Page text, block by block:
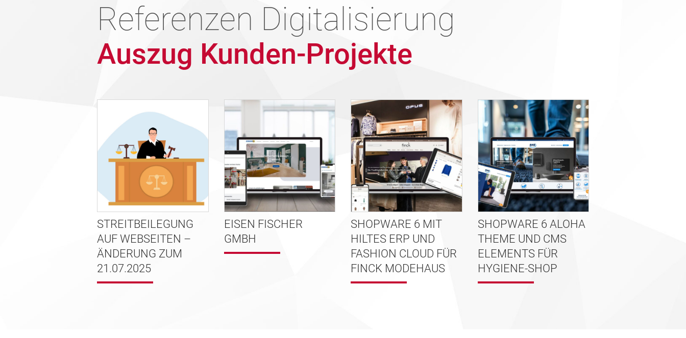
Referenzen Digitalisierung
Auszug Kunden-Projekte
STREITBEILEGUNG
AUF WEBSEITEN –
ÄNDERUNG ZUM
21.07.2025
EISEN FISCHER
GMBH
SHOPWARE 6 MIT
HILTES ERP UND
FASHION CLOUD FÜR
FINCK MODEHAUS
SHOPWARE 6 ALOHA
THEME UND CMS
ELEMENTS FÜR
HYGIENE-SHOP